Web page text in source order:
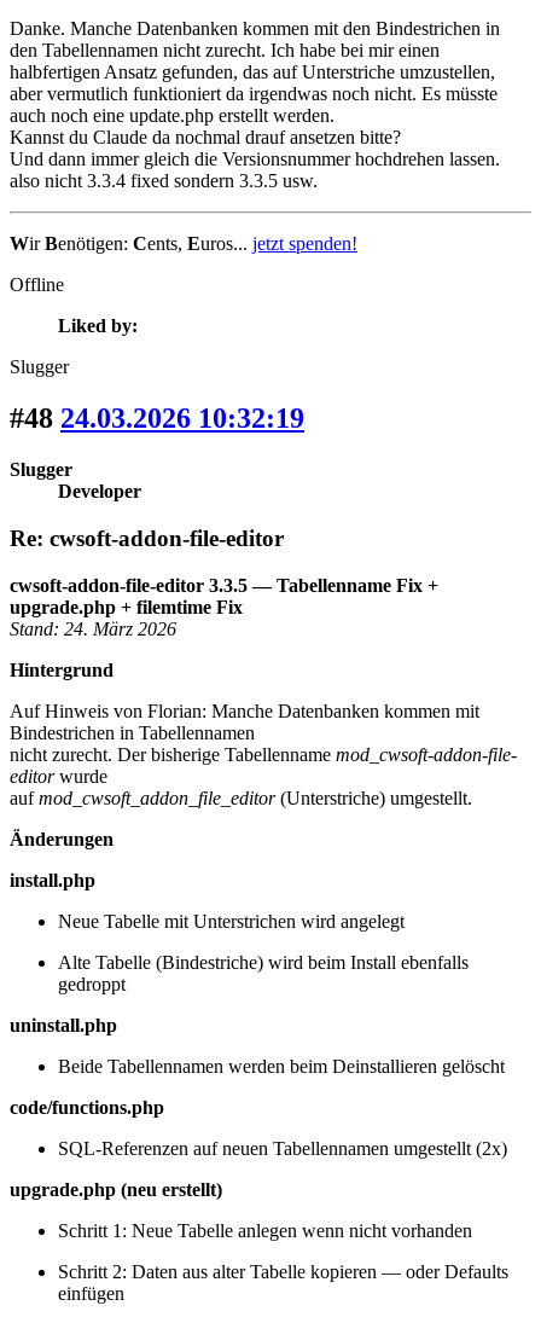
Danke. Manche Datenbanken kommen mit den Bindestrichen in
den Tabellennamen nicht zurecht. Ich habe bei mir einen
halbfertigen Ansatz gefunden, das auf Unterstriche umzustellen,
aber vermutlich funktioniert da irgendwas noch nicht. Es müsste
auch noch eine update.php erstellt werden.
Kannst du Claude da nochmal drauf ansetzen bitte?
Und dann immer gleich die Versionsnummer hochdrehen lassen.
also nicht 3.3.4 fixed sondern 3.3.5 usw.
WirBenötigen: Cents, Euros... jetzt spenden!
Offline
Liked by:
Slugger
#48 24.03.2026 10:32:19
Slugger
Developer
Re: cwsoft-addon-file-editor
cwsoft-addon-file-editor 3.3.5 — Tabellenname Fix +
upgrade.php + filemtime Fix
Stand: 24. März 2026
Hintergrund
Auf Hinweis von Florian: Manche Datenbanken kommen mit
Bindestrichen in Tabellennamen
nicht zurecht. Der bisherige Tabellenname mod_cwsoft-addon-file-
editorwurde
aufmod_cwsoft_addon_file_editor(Unterstriche) umgestellt.
Änderungen
install.php
Neue Tabelle mit Unterstrichen wird angelegt
Alte Tabelle (Bindestriche) wird beim Install ebenfalls
gedroppt
uninstall.php
Beide Tabellennamen werden beim Deinstallieren gelöscht
code/functions.php
SQL-Referenzen auf neuen Tabellennamen umgestellt (2x)
upgrade.php (neu erstellt)
Schritt 1: Neue Tabelle anlegen wenn nicht vorhanden
Schritt 2: Daten aus alter Tabelle kopieren — oder Defaults
einfügen